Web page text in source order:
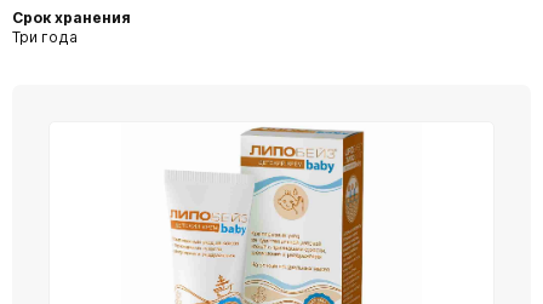
Срок хранения
Три года